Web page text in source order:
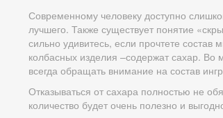
Современному человеку доступно
лучшего. Также существует понятие
сильно удивитесь, если прочтете
колбасных изделия –содержат сахар. Во
всегда обращать внимание на состав
Отказываться от сахара полностью не
количество будет очень полезно и